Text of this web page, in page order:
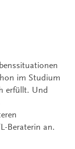
im Studium
erfüllt. Und
Beraterin an.